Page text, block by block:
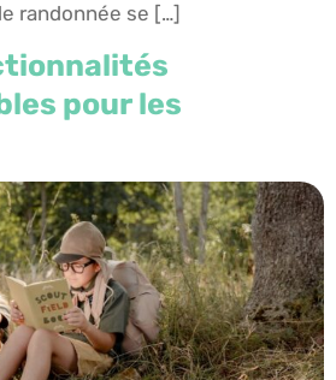
randonnée se […]
pour les